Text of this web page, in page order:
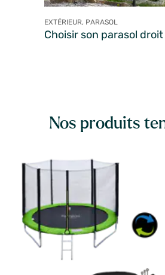
EXTÉRIEUR, PARASOL
Choisir son parasol droit
Nos produits